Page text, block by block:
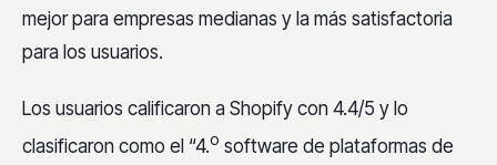
mejor para empresas medianas y la más satisfactoria
para los usuarios.
Los usuarios calificaron a Shopify con 4.4/5 y lo
clasificaron como el “4.o software de plataformas de